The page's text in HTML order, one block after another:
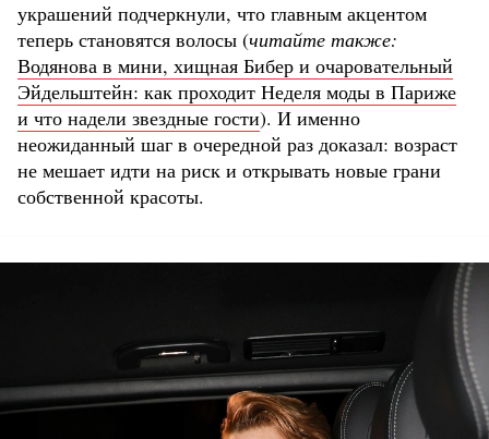
украшений подчеркнули, что главным акцентом
теперь становятся волосы (читайте также:
Водянова в мини, хищная Бибер и очаровательный
Эйдельштейн: как проходит Неделя моды в Париже
и что надели звездные гости). И именно
неожиданный шаг в очередной раз доказал: возраст
не мешает идти на риск и открывать новые грани
собственной красоты.